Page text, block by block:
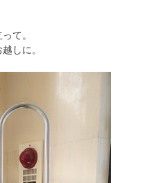
て。
しに。